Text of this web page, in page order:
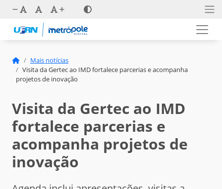
Mais notícias
Visita da Gertec ao IMD fortalece parcerias e acompanha
projetos de inovação
Visita da Gertec ao IMD
fortalece parcerias e
acompanha projetos de
inovação